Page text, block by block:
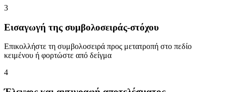
3
Εισαγωγή της συμβολοσειράς-στόχου
Επικολλήστε τη συμβολοσειρά προς μετατροπή στο πεδίο
κειμένου ή φορτώστε από δείγμα
4